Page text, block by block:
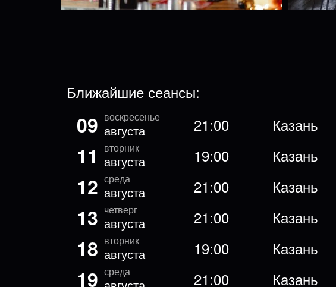
Ближайшие сеансы:
09 воскресенье
августа 21:00 Казань
11 вторник
августа 19:00 Казань
12 среда
августа 21:00 Казань
13 четверг
августа 21:00 Казань
18 вторник
августа 19:00 Казань
19 среда 21:00 Казань